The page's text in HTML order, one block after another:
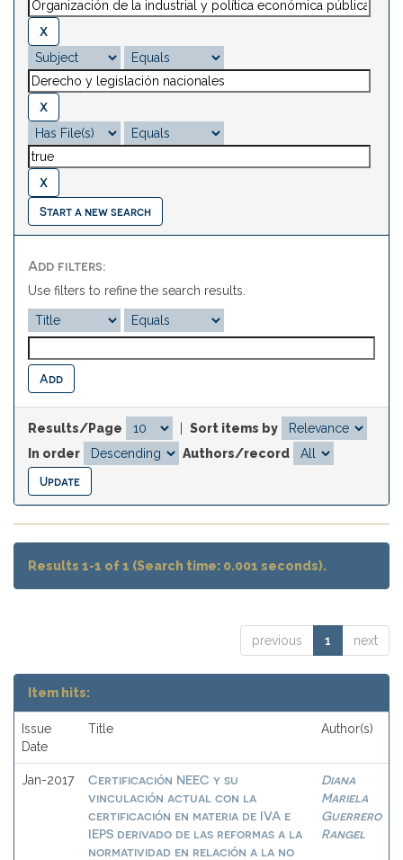
Start a new search
Add filters:
Use filters to refine the search results.
Results/Page
Sort items by
In order
Authors/record
Results 1-1 of 1 (Search time: 0.001 seconds).
previous 1 next
Item hits:
Issue
Date
Title Author(s)
Jan-2017
Certificación NEEC y su
vinculación actual con la
certificación en materia de IVA e
IEPS derivado de las reformas a la
normatividad en relación a la no
Diana
Mariela
Guerrero
Rangel